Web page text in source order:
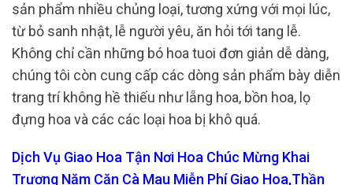
sản phẩm nhiều chủng loại, tương xứng với mọi lúc,
từ bỏ sanh nhật, lễ người yêu, ăn hỏi tới tang lễ.
Không chỉ cần những bó hoa tuoi đơn giản dễ dàng,
chúng tôi còn cung cấp các dòng sản phẩm bày diễn
trang trí không hề thiếu như lẵng hoa, bồn hoa, lọ
đựng hoa và các các loại hoa bị khô quá.
Dịch Vụ Giao Hoa Tận Nơi Hoa Chúc Mừng Khai
Trương Năm Căn Cà Mau Miễn Phí Giao Hoa,Thần